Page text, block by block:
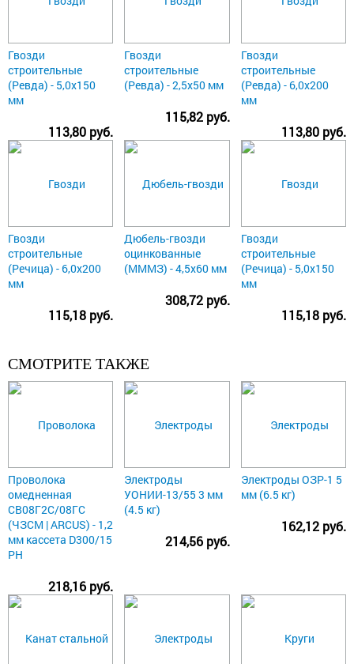
Гвозди
строительные
(Ревда) - 5,0х150
мм
113,80 руб.
Гвозди
строительные
(Ревда) - 2,5х50 мм
115,82 руб.
Гвозди
строительные
(Ревда) - 6,0х200
мм
113,80 руб.
Гвозди
строительные
(Речица) - 6,0х200
мм
115,18 руб.
Дюбель-гвозди
оцинкованные
(МММЗ) - 4,5х60 мм
308,72 руб.
Гвозди
строительные
(Речица) - 5,0х150
мм
115,18 руб.
СМОТРИТЕ ТАКЖЕ
Проволока
омедненная
СВ08Г2С/08ГС
(ЧЗСМ | ARCUS) - 1,2
мм кассета D300/15
РН
218,16 руб.
Электроды
УОНИИ-13/55 3 мм
(4.5 кг)
214,56 руб.
Электроды ОЗР-1 5
мм (6.5 кг)
162,12 руб.